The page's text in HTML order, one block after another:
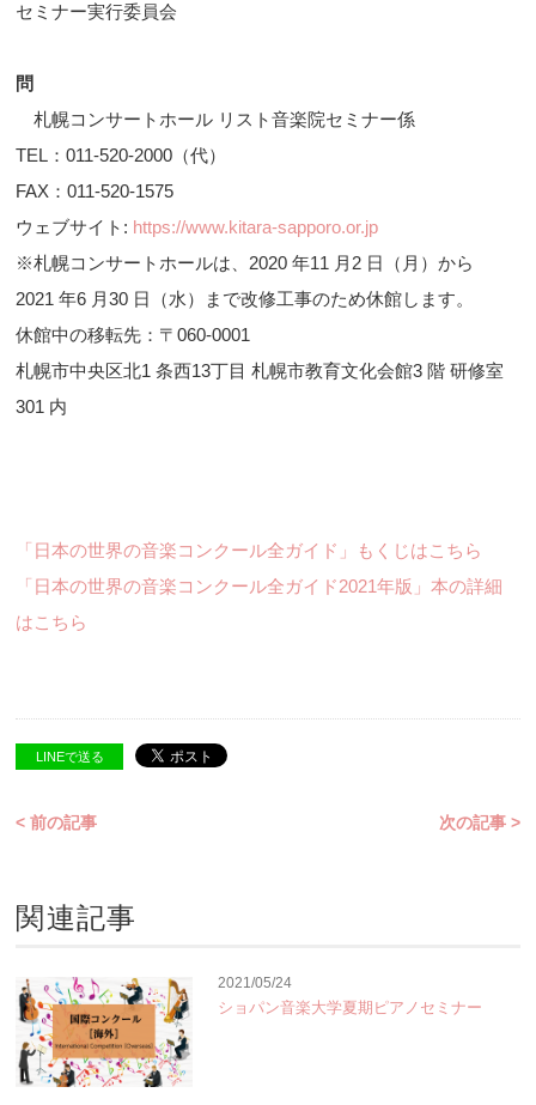
セミナー実行委員会
問
札幌コンサートホール リスト音楽院セミナー係
TEL：011-520-2000（代）
FAX：011-520-1575
ウェブサイト: https://www.kitara-sapporo.or.jp
※札幌コンサートホールは、2020 年11 月2 日（月）から
2021 年6 月30 日（水）まで改修工事のため休館します。
休館中の移転先：〒060-0001
札幌市中央区北1 条西13丁目 札幌市教育文化会館3 階 研修室
301 内
「日本の世界の音楽コンクール全ガイド」もくじはこちら
「日本の世界の音楽コンクール全ガイド2021年版」本の詳細
はこちら
LINEで送る
< 前の記事 次の記事 >
関連記事
2021/05/24
ショパン音楽大学夏期ピアノセミナー